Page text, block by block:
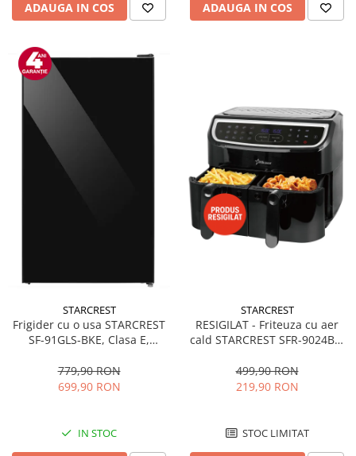
ADAUGA IN COS ADAUGA IN COS
STARCREST
Frigider cu o usa STARCREST
SF-91GLS-BKE, Clasa E,
interioara, H 83 cm, Sticla
Neagra
779,90 RON
699,90 RON
IN STOC
STARCREST
RESIGILAT - Friteuza cu aer
cald STARCREST SFR-9024BK,
Termostat 80 - 200 °C, 12
programe, Negru
499,90 RON
219,90 RON
STOC LIMITAT